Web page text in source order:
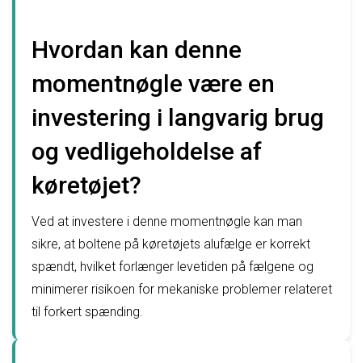
Hvordan kan denne
momentnøgle være en
investering i langvarig brug
og vedligeholdelse af
køretøjet?
Ved at investere i denne momentnøgle kan man
sikre, at boltene på køretøjets alufælge er korrekt
spændt, hvilket forlænger levetiden på fælgene og
minimerer risikoen for mekaniske problemer relateret
til forkert spænding.